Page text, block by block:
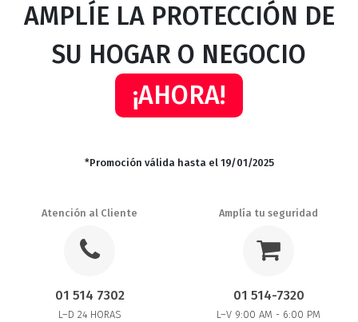
AMPLÍE LA PROTECCIÓN DE
SU HOGAR O NEGOCIO
¡AHORA!
*Promoción válida hasta el 19/01/2025
Atención al Cliente
01 514 7302
L–D 24 HORAS
Amplía tu seguridad
01 514-7320
L–V 9:00 AM - 6:00 PM